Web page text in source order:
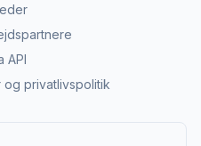
API
privatlivspolitik